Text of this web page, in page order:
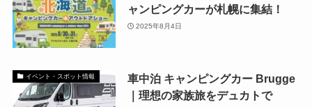
ャンピングカーが札幌に集結！
2025年8月4日
イベント・スポット情報
車中泊 キャンピングカー Brugge
｜理想の家族旅をデュカトで